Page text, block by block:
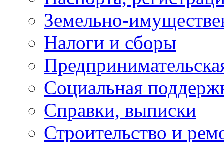
Земельно-
Налоги и сборы
Социальная
Справки, выписки
Строительство и